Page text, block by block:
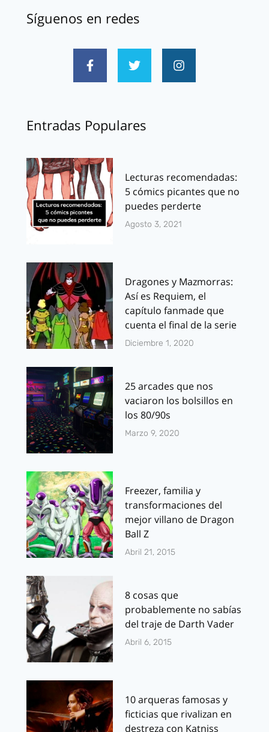
Síguenos en redes
Entradas Populares
Lecturas recomendadas:
5 cómics picantes que no
puedes perderte
Agosto 3, 2021
Dragones y Mazmorras:
Así es Requiem, el
capítulo fanmade que
cuenta el final de la serie
Diciembre 1, 2020
25 arcades que nos
vaciaron los bolsillos en
los 80/90s
Marzo 9, 2020
Freezer, familia y
transformaciones del
mejor villano de Dragon
Ball Z
Abril 21, 2015
8 cosas que
probablemente no sabías
del traje de Darth Vader
Abril 6, 2015
10 arqueras famosas y
ficticias que rivalizan en
destreza con Katniss